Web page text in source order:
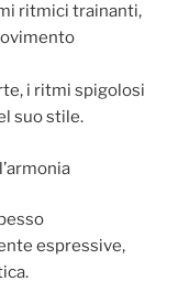
ritmici trainanti,
i ritmi spigolosi
suo stile.
espressive,